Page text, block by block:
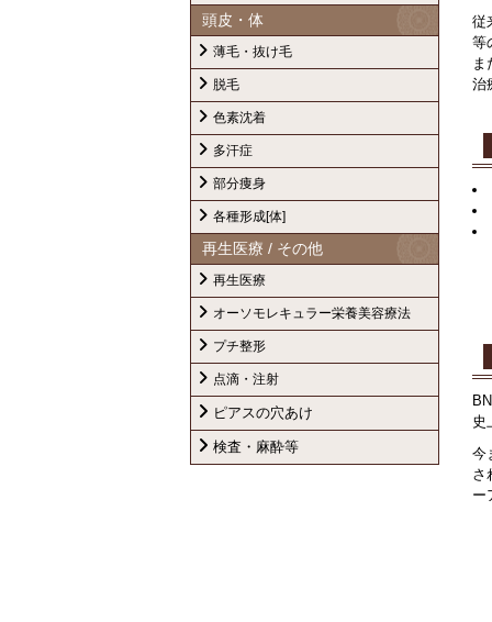
従
等
ま
治
史
今
さ
ー
頭皮・体
薄毛・抜け毛
脱毛
色素沈着
多汗症
部分痩身
各種形成[体]
再生医療 / その他
再生医療
オーソモレキュラー栄養美容療法
プチ整形
点滴・注射
ピアスの穴あけ
検査・麻酔等